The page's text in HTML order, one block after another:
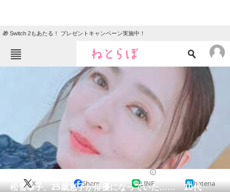
🎁 Switch 2もあたる！ プレゼントキャンペーン実施中！
ニュース
クイズ
住まい
動物
会員記事
松雪泰子、25歳息子が俳優になっていた…… 10代
X Share LINE hatena